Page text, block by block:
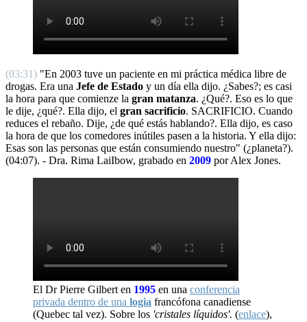
(03:31) "En 2003 tuve un paciente en mi práctica médica libre de
drogas. Era una Jefe de Estado y un día ella dijo. ¿Sabes?; es casi
la hora para que comienze la gran matanza. ¿Qué?. Eso es lo que
le dije, ¿qué?. Ella dijo, el gran sacrificio. SACRIFICIO. Cuando
reduces el rebaño. Dije, ¿de qué estás hablando?. Ella dijo, es caso
la hora de que los comedores inútiles pasen a la historia. Y ella dijo:
Esas son las personas que están consumiendo nuestro" (¿planeta?).
(04:07). - Dra. Rima LaiIbow, grabado en 2009 por Alex Jones.
El Dr Pierre Gilbert en 1995 en una conferencia
privada dentro de una logia francófona canadiense
(Quebec tal vez). Sobre los 'cristales líquidos'. (enlace),